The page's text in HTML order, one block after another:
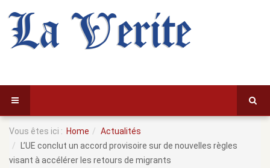
La Verite
Vous êtes ici : Home
Actualités
L’UE conclut un accord provisoire sur de nouvelles règles
visant à accélérer les retours de migrants